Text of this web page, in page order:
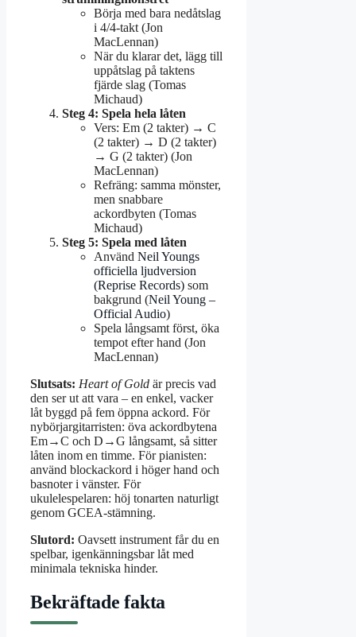
Börja med bara nedåtslag
i 4/4-takt (Jon
MacLennan)
När du klarar det, lägg till
uppåtslag på taktens
fjärde slag (Tomas
Michaud)
Steg 4: Spela hela låten
Vers: Em (2 takter) → C
(2 takter) → D (2 takter)
→ G (2 takter) (Jon
MacLennan)
Refräng: samma mönster,
men snabbare
ackordbyten (Tomas
Michaud)
Steg 5: Spela med låten
Använd Neil Youngs
officiella ljudversion
(Reprise Records) som
bakgrund (Neil Young –
Official Audio)
Spela långsamt först, öka
tempot efter hand (Jon
MacLennan)
Slutsats: Heart of Gold är precis vad
den ser ut att vara – en enkel, vacker
låt byggd på fem öppna ackord. För
nybörjargitarristen: öva ackordbytena
Em→C och D→G långsamt, så sitter
låten inom en timme. För pianisten:
använd blockackord i höger hand och
basnoter i vänster. För
ukulelespelaren: höj tonarten naturligt
genom GCEA-stämning.
Slutord: Oavsett instrument får du en
spelbar, igenkänningsbar låt med
minimala tekniska hinder.
Bekräftade fakta